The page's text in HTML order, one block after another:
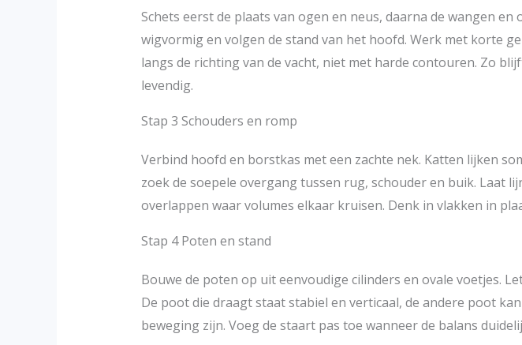
Schets eerst de plaats van ogen en neus, daarna de wangen en
wigvormig en volgen de stand van het hoofd. Werk met korte
langs de richting van de vacht, niet met harde contouren. Zo
levendig.
Stap 3 Schouders en romp
Verbind hoofd en borstkas met een zachte nek. Katten lijken
zoek de soepele overgang tussen rug, schouder en buik. Laat
overlappen waar volumes elkaar kruisen. Denk in vlakken in
Stap 4 Poten en stand
Bouwe de poten op uit eenvoudige cilinders en ovale voetjes.
De poot die draagt staat stabiel en verticaal, de andere poot
beweging zijn. Voeg de staart pas toe wanneer de balans